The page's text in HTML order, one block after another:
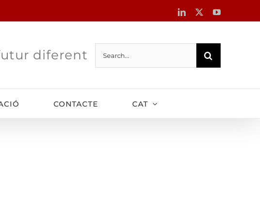
LinkedIn
X YouTube
diferent
Search
for:
CONTACTE CAT